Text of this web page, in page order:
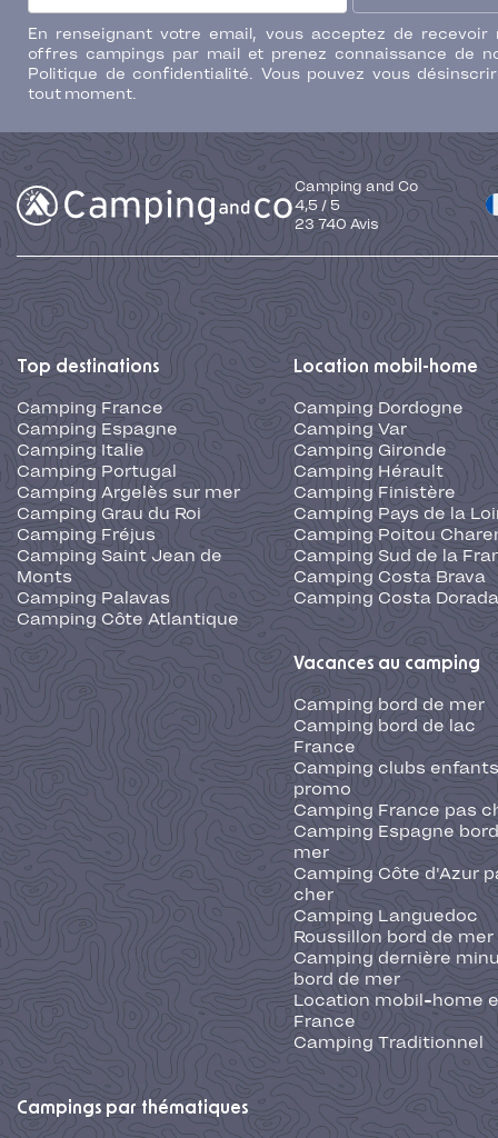
En renseignant votre email, vous acceptez de recevoir
offres campings par mail et prenez connaissance de
Politique de confidentialité. Vous pouvez vous
tout moment.
Camping and Co
4,5 / 5
23 740 Avis
Top destinations
Camping France
Camping Espagne
Camping Italie
Camping Portugal
Camping Argelès sur mer
Camping Grau du Roi
Camping Fréjus
Camping Saint Jean de
Monts
Camping Palavas
Camping Côte Atlantique
Location mobil-home
Camping Dordogne
Camping Var
Camping Gironde
Camping Hérault
Camping Finistère
Camping Pays de la
Camping Poitou
Camping Sud de la
Camping Costa Brava
Camping Costa Dorada
Vacances au camping
Camping bord de mer
Camping bord de lac
France
Camping clubs
promo
Camping France pas
Camping Espagne
mer
Camping Côte d'Azur
cher
Camping Languedoc
Roussillon bord de mer
Camping dernière
bord de mer
Location mobil-home
France
Camping Traditionnel
Campings par thématiques